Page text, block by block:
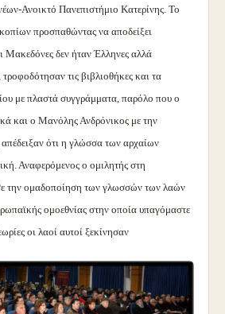
Ανοικτό Πανεπιστήμιο Κατερίνης. Το
προσπαθώντας να αποδείξει
Μακεδόνες δεν ήταν Έλληνες αλλά
τις βιβλιοθήκες και τα
με πλαστά συγγράμματα, παρόλο που ο
και ο Μανόλης Ανδρόνικος με την
ότι η γλώσσα των αρχαίων
Αναφερόμενος ο ομιλητής στη
την ομαδοποίηση των γλωσσών των λαών
ομοεθνίας στην οποία υπαγόμαστε
οι λαοί αυτοί ξεκίνησαν